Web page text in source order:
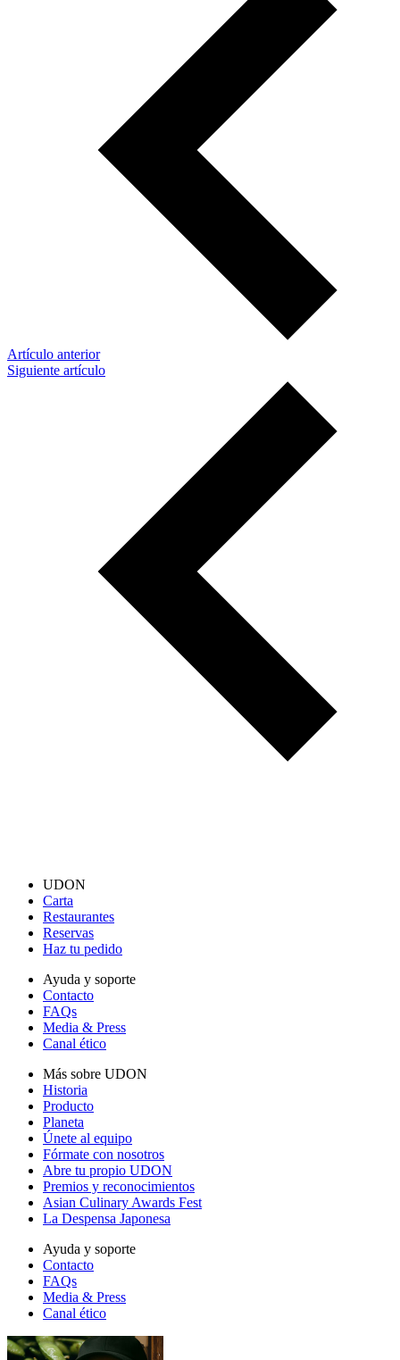
Artículo anterior
Siguiente artículo
UDON
Carta
Restaurantes
Reservas
Haz tu pedido
Ayuda y soporte
Contacto
FAQs
Media & Press
Canal ético
Más sobre UDON
Historia
Producto
Planeta
Únete al equipo
Fórmate con nosotros
Abre tu propio UDON
Premios y reconocimientos
Asian Culinary Awards Fest
La Despensa Japonesa
Ayuda y soporte
Contacto
FAQs
Media & Press
Canal ético